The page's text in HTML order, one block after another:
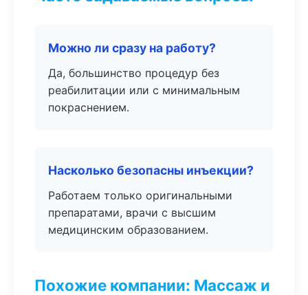
Можно ли сразу на работу?
Да, большинство процедур без
реабилитации или с минимальным
покраснением.
Насколько безопасны инъекции?
Работаем только оригинальными
препаратами, врачи с высшим
медицинским образованием.
Похожие компании: Массаж и